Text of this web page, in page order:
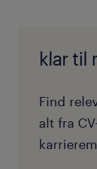
klar til
Find
alt fra